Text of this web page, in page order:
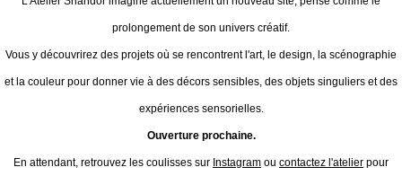
prolongement de son univers créatif.
Vous y découvrirez des projets où se rencontrent l'art, le design, la scénographie
et la couleur pour donner vie à des décors sensibles, des objets singuliers et des
expériences sensorielles.
Ouverture prochaine.
En attendant, retrouvez les coulisses sur Instagram ou contactez l'atelier pour